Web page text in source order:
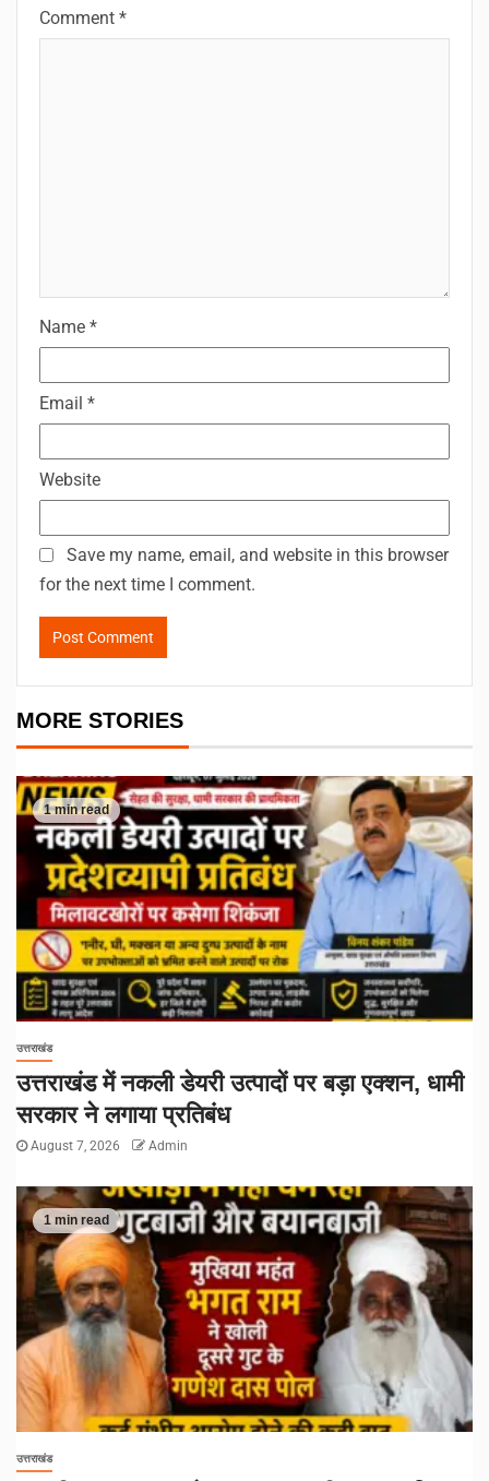
Comment *
Name *
Email *
Website
Save my name, email, and website in this browser
for the next time I comment.
MORE STORIES
1 min read
उत्तराखंड
उत्तराखंड में नकली डेयरी उत्पादों पर बड़ा एक्शन, धामी
सरकार ने लगाया प्रतिबंध
August 7, 2026 Admin
1 min read
उत्तराखंड